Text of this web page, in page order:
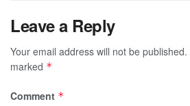
Leave a Reply
Your email address will not be published.
marked *
Comment *